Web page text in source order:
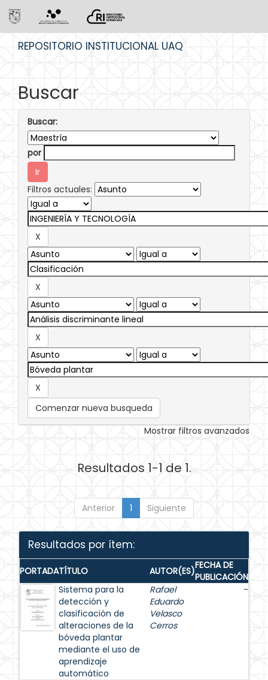
REPOSITORIO INSTITUCIONAL UAQ
Buscar
Buscar:
por
Filtros actuales:
Comenzar nueva busqueda
Mostrar filtros avanzados
Resultados 1-1 de 1.
Anterior 1 Siguiente
Resultados por ítem:
PORTADATÍTULO AUTOR(ES)FECHA DE
PUBLICACIÓN
Sistema para la
detección y
clasificación de
alteraciones de la
bóveda plantar
mediante el uso de
aprendizaje
automático
Rafael
Eduardo
Velasco
Cerros
-